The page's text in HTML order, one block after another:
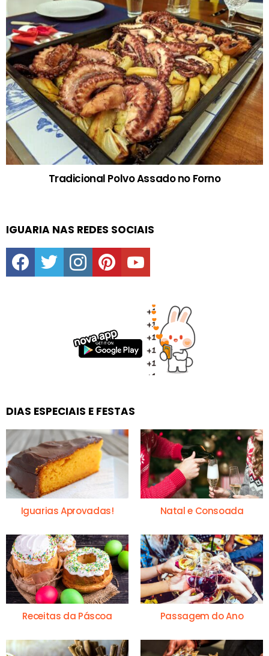
Tradicional Polvo Assado no Forno
IGUARIA NAS REDES SOCIAIS
facebooktwitter instagrampinterestyoutube
DIAS ESPECIAIS E FESTAS
Iguarias Aprovadas! Natal e Consoada
Receitas da Páscoa Passagem do Ano